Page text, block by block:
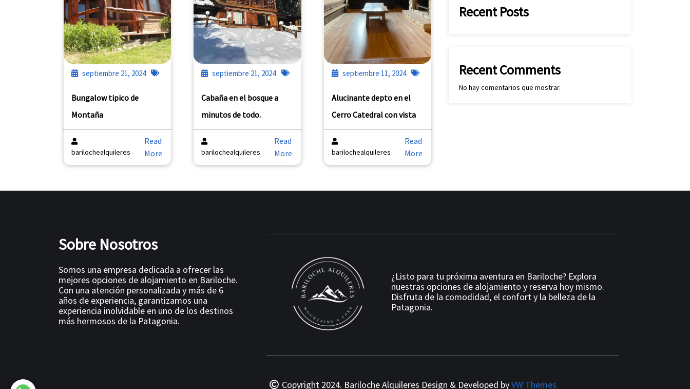
septiembre 21, 2024
Bungalow tipico de
Montaña
barilochealquileres
Read
More
septiembre 21, 2024
Cabaña en el bosque a
minutos de todo.
barilochealquileres
Read
More
septiembre 11, 2024
Alucinante depto en el
Cerro Catedral con vista
barilochealquileres
Read
More
Recent Posts
Recent Comments
No hay comentarios que mostrar.
Sobre Nosotros
Somos una empresa dedicada a ofrecer las
mejores opciones de alojamiento en Bariloche.
Con una atención personalizada y más de 6
años de experiencia, garantizamos una
experiencia inolvidable en uno de los destinos
más hermosos de la Patagonia.
¿Listo para tu próxima aventura en Bariloche? Explora
nuestras opciones de alojamiento y reserva hoy mismo.
Disfruta de la comodidad, el confort y la belleza de la
Patagonia.
Copyright 2024. Bariloche Alquileres Design & Developed byVW Themes